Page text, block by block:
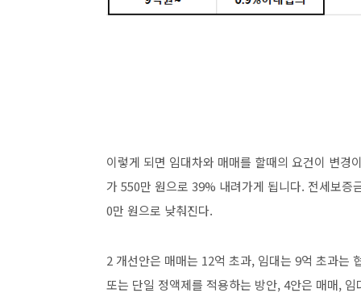
이렇게 되면 임대차와 매매를 할때의 요건이 변경
가 550만 원으로 39% 내려가게 됩니다. 전세보증
0만 원으로 낮춰진다.
2 개선안은 매매는 12억 초과, 임대는 9억 초과는
또는 단일 정액제를 적용하는 방안, 4안은 매매,